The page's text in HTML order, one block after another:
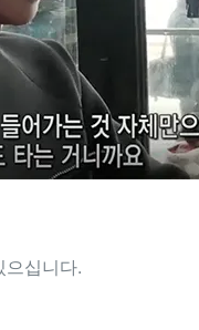
십니다.